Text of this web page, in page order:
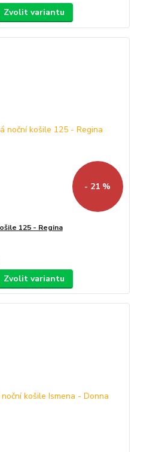
Zvolit variantu
- 21 %
125 - Regina
Zvolit variantu